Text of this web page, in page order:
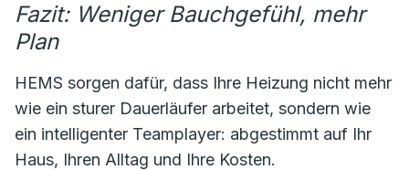
Fazit: Weniger Bauchgefühl, mehr
Plan
HEMS sorgen dafür, dass Ihre Heizung nicht mehr
wie ein sturer Dauerläufer arbeitet, sondern wie
ein intelligenter Teamplayer: abgestimmt auf Ihr
Haus, Ihren Alltag und Ihre Kosten.